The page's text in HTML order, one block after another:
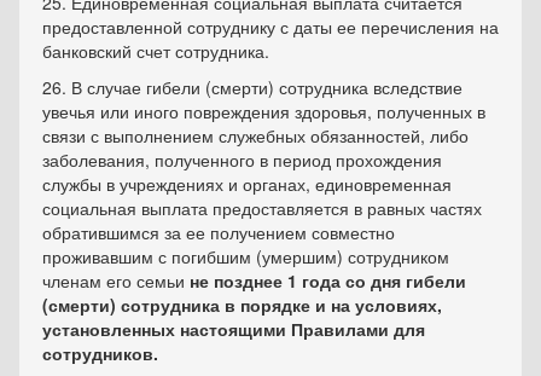
предоставленной сотруднику с даты ее перечисления на
банковский счет сотрудника.
26. В случае гибели (смерти) сотрудника вследствие
увечья или иного повреждения здоровья, полученных в
связи с выполнением служебных обязанностей, либо
заболевания, полученного в период прохождения
службы в учреждениях и органах, единовременная
социальная выплата предоставляется в равных частях
обратившимся за ее получением совместно
проживавшим с погибшим (умершим) сотрудником
членам его семьи не позднее 1 года со дня гибели
(смерти) сотрудника в порядке и на условиях,
установленных настоящими Правилами для
сотрудников.